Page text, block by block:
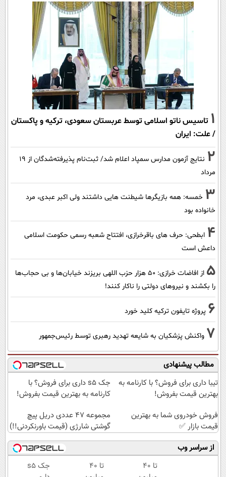
1 تاسیس ناتو اسلامی توسط عربستان سعودی، ترکیه و پاکستان
/ علت: ایران
2
نتایج آزمون مدارس سمپاد اعلام شد/ ثبت‌نام پذیرفته‌شدگان از ۱۹
مرداد
3 خمسه: همه بازیگرها شیطنت هایی داشتند ولی اکبر عبدی، مرد
خانواده بود
4 ابطحی: حرف های باقرخرازی، افتتاح شعبه رسمی حکومت اسلامی
داعش است
5
از افاضات خرازی: ۵۰ هزار حزب اللهی بریزند خیابان‌ها و بی حجاب‌ها
را بکشند و نیرو‌های دولتی را ناکار کنند!
6 پروژه تایفون ترکیه کلید خورد
7 واکنش پزشکیان به شایعه تهدید رهبری توسط رئیس‌جمهور
مطالب پیشنهادی
تیبا داری برای فروش؟ با کارنامه به
بهترین قیمت بفروش!
جک s5 داری برای فروش؟ با
کارنامه به بهترین قیمت بفروش!
فروش خودروی شما به بهترین
قیمت بازار ✅
مجموعه 47 عددی دریل پیچ
گوشتی شارژی (قیمت باورنکردنی!!)
از سراسر وب
تا ۴۰
تا ۴۰
جک s5